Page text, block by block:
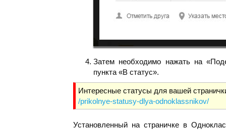
Затем необходимо нажать на
пункта «В статус».
Интересные статусы для вашей
/prikolnye-statusy-dlya-odnoklassnikov/
Установленный на страничке в